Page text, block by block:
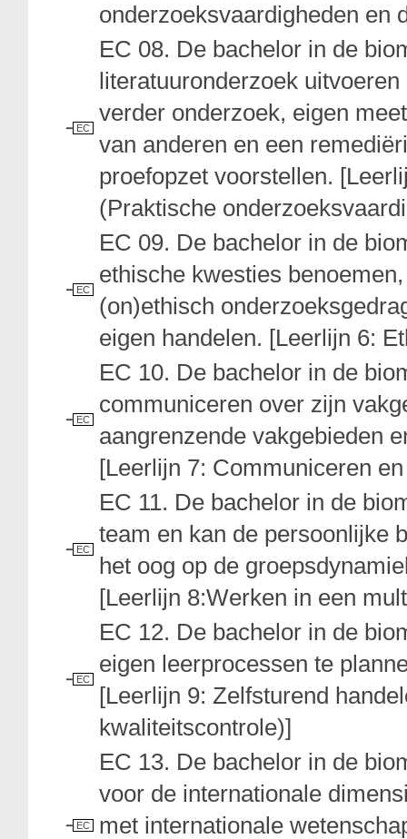
onderzoeksvaardigheden en
EC
EC 08. De bachelor in de
literatuuronderzoek
verder onderzoek, eigen
van anderen en een
proefopzet voorstellen.
(Praktische
EC
EC 09. De bachelor in de
ethische kwesties
(on)ethisch
eigen handelen. [Leerlijn 6:
EC
EC 10. De bachelor in de
communiceren over zijn
aangrenzende vakgebieden
[Leerlijn 7: Communiceren
EC
EC 11. De bachelor in de
team en kan de persoonlijke
het oog op de
[Leerlijn 8:Werken in een
EC
EC 12. De bachelor in de
eigen leerprocessen te
[Leerlijn 9: Zelfsturend
kwaliteitscontrole)]
EC
EC 13. De bachelor in de
voor de internationale
met internationale